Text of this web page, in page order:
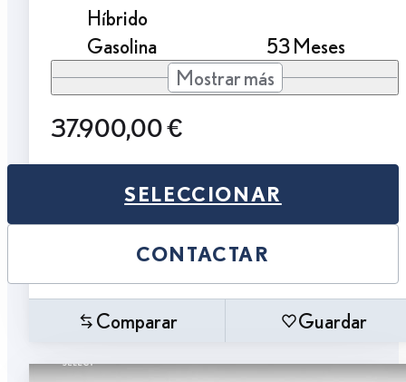
Híbrido
Gasolina
53 Meses
Mostrar más
37.900,00 €
SELECCIONAR
CONTACTAR
Comparar Guardar